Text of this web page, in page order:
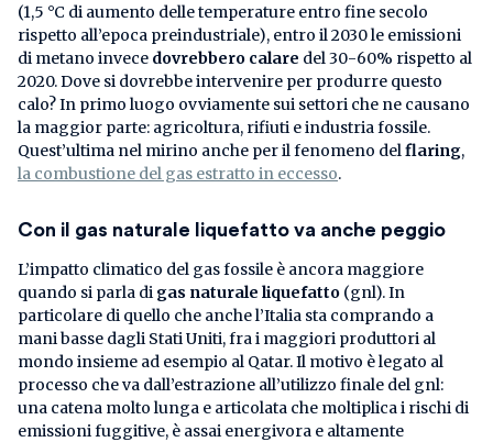
(1,5 °C di aumento delle temperature entro fine secolo
rispetto all’epoca preindustriale), entro il 2030 le emissioni
di metano invece dovrebbero calare del 30-60% rispetto al
2020. Dove si dovrebbe intervenire per produrre questo
calo? In primo luogo ovviamente sui settori che ne causano
la maggior parte: agricoltura, rifiuti e industria fossile.
Quest’ultima nel mirino anche per il fenomeno delflaring,
la combustione del gas estratto in eccesso.
Con il gas naturale liquefatto va anche peggio
L’impatto climatico del gas fossile è ancora maggiore
quando si parla di gas naturale liquefatto (gnl). In
particolare di quello che anche l’Italia sta comprando a
mani basse dagli Stati Uniti, fra i maggiori produttori al
mondo insieme ad esempio al Qatar. Il motivo è legato al
processo che va dall’estrazione all’utilizzo finale del gnl:
una catena molto lunga e articolata che moltiplica i rischi di
emissioni fuggitive, è assai energivora e altamente